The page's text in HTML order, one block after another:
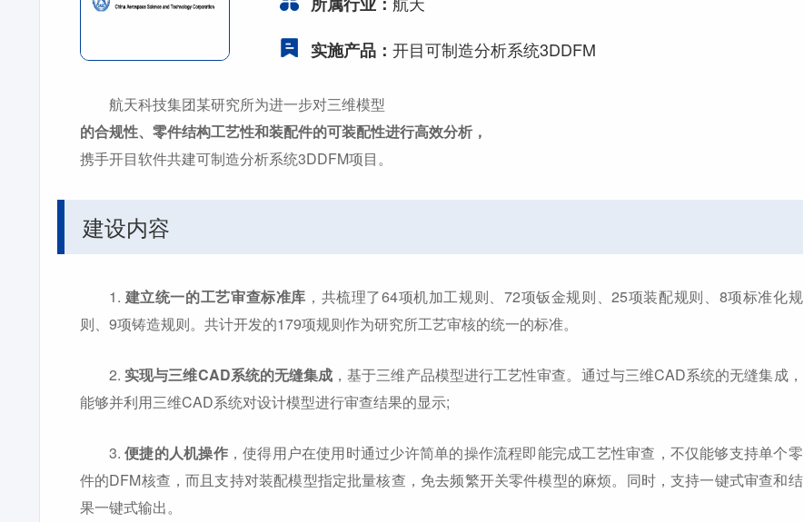
实施产品：开目可制造分析系统3DDFM
航天科技集团某研究所为进一步对三维模型
的合规性、零件结构工艺性和装配件的可装配性进行高效分析，
携手开目软件共建可制造分析系统3DDFM项目。
建设内容
1. 建立统一的工艺审查标准库 ，共梳理了64项机加工规则、72项钣金规则、25项装配规则、8项标准化规
则、9项铸造规则。共计开发的179项规则作为研究所工艺审核的统一的标准。
2. 实现与三维CAD系统的无缝集成 ，基于三维产品模型进行工艺性审查。通过与三维CAD系统的无缝集成，
能够并利用三维CAD系统对设计模型进行审查结果的显示;
3.便捷的人机操作，使得用户在使用时通过少许简单的操作流程即能完成工艺性审查，不仅能够支持单个零
件的DFM核查，而且支持对装配模型指定批量核查，免去频繁开关零件模型的麻烦。同时，支持一键式审查和结
果一键式输出。